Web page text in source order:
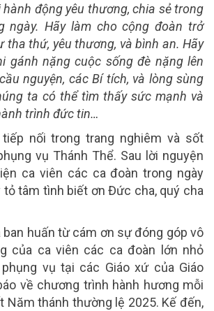
hành động yêu thương, chia sẻ trong
ngày. Hãy làm cho cộng đoàn trở
tha thứ, yêu thương, và bình an. Hãy
gánh nặng cuộc sống đè nặng lên
nguyện, các Bí tích, và lòng sùng
ta có thể tìm thấy sức mạnh và
trình đức tin…
nối trong trang nghiêm và sốt
vụ Thánh Thể. Sau lời nguyện
ca viên các ca đoàn trong ngày
tỏ tâm tình biết ơn Đức cha, quý cha
huấn từ cám ơn sự đóng góp vô
của ca viên các ca đoàn lớn nhỏ
vụ tại các Giáo xứ của Giáo
về chương trình hành hương mỗi
Năm thánh thường lệ 2025. Kế đến,